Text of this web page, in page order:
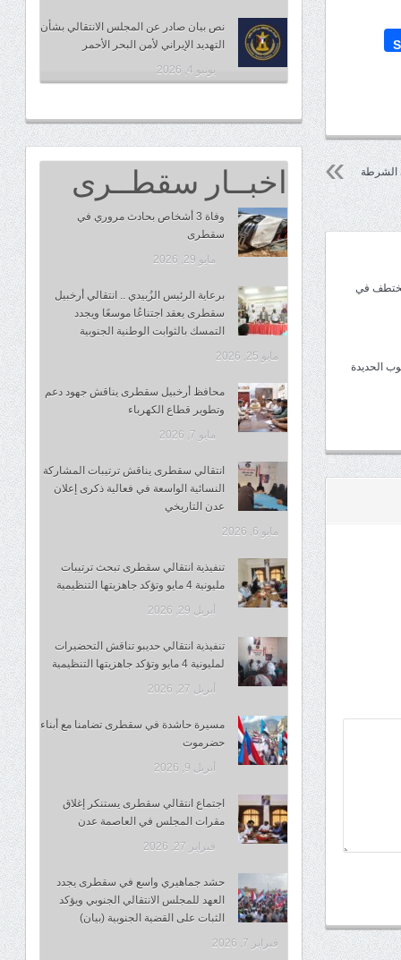
الشرطة
في
الحديدة
نص بيان صادر عن المجلس الانتقالي بشأن
التهديد الإيراني لأمن البحر الأحمر
يونيو 4, 2026
اخبــار سقطــرى
وفاة 3 أشخاص بحادث مروري في
سقطرى
مايو 29, 2026
برعاية الرئيس الزُبيدي .. انتقالي أرخبيل
سقطرى يعقد اجتناعُا موسعًا ويجدد
التمسك بالثوابت الوطنية الجنوبية
مايو 25, 2026
محافظ أرخبيل سقطرى يناقش جهود دعم
وتطوير قطاع الكهرباء
مايو 7, 2026
انتقالي سقطرى يناقش ترتيبات المشاركة
النسائية الواسعة في فعالية ذكرى إعلان
عدن التاريخي
مايو 6, 2026
تنفيذية انتقالي سقطرى تبحث ترتيبات
مليونية 4 مايو وتؤكد جاهزيتها التنظيمية
أبريل 29, 2026
تنفيذية انتقالي حديبو تناقش التحضيرات
لمليونية 4 مايو وتؤكد جاهزيتها التنظيمية
أبريل 27, 2026
مسيرة حاشدة في سقطرى تضامنا مع أبناء
حضرموت
أبريل 9, 2026
اجتماع انتقالي سقطرى يستنكر إغلاق
مقرات المجلس في العاصمة عدن
فبراير 27, 2026
حشد جماهيري واسع في سقطرى يجدد
العهد للمجلس الانتقالي الجنوبي ويؤكد
الثبات على القضية الجنوبية (بيان)
فبراير 7, 2026